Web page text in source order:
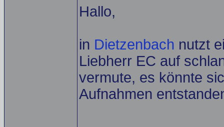
Hallo,
in Dietzenbach nutzt
Liebherr EC auf
vermute, es könnte
Aufnahmen